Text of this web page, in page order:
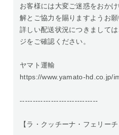
お客様には大変ご迷惑をおか
解とご協力を賜りますようお願
詳しい配送状況につきまして
ジをご確認ください。
ヤマト運輸
https://www.yamato-hd.co.jp/
------------------------------
【ラ・クッチーナ・フェリー